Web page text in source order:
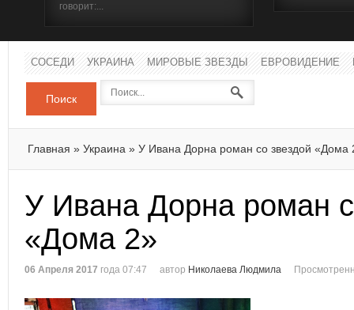
говорит:...
СОСЕДИ УКРАИНА МИРОВЫЕ ЗВЕЗДЫ ЕВРОВИДЕНИЕ
Поиск
Главная » Украина » У Ивана Дорна роман со звездой «Дома
У Ивана Дорна роман
«Дома 2»
06 Апреля 2017 года 07:47 автор Николаева Людмила